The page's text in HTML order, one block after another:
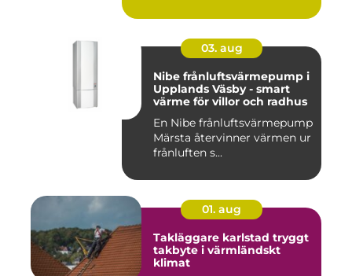
03. aug
Nibe frånluftsvärmepump i
Upplands Väsby - smart
värme för villor och radhus
En Nibe frånluftsvärmepump
Märsta återvinner värmen ur
frånluften s...
01. aug
Takläggare karlstad tryggt
takbyte i värmländskt
klimat